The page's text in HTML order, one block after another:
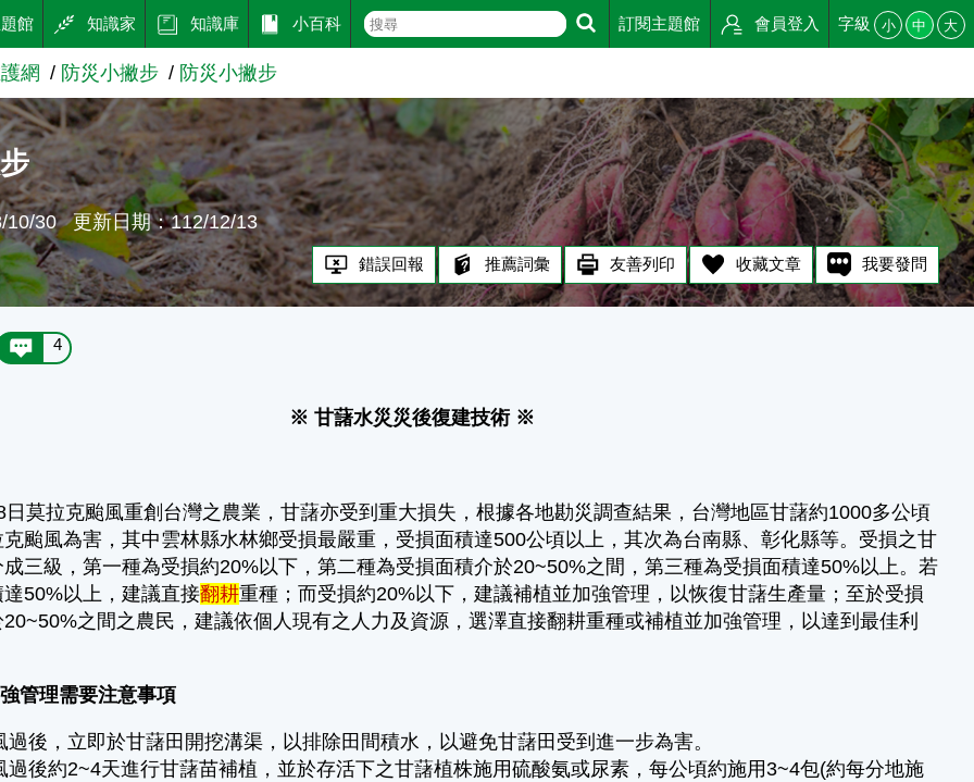
館 知識家 知識庫 小百科 訂閱主題館 會員登入 字級 小 中 大
網 防災小撇步 防災小撇步
10/30 更新日期：112/12/13
錯誤回報 推薦詞彙 友善列印 收藏文章 我要發問
4
※ 甘藷水災災後復建技術 ※
拉克颱風重創台灣之農業，甘藷亦受到重大損失，根據各地勘災調查結果，台灣地區甘藷約1000多公頃
颱風為害，其中雲林縣水林鄉受損最嚴重，受損面積達500公頃以上，其次為台南縣、彰化縣等。受損之甘
三級，第一種為受損約20%以下，第二種為受損面積介於20~50%之間，第三種為受損面積達50%以上。若
50%以上，建議直接翻耕重種；而受損約20%以下，建議補植並加強管理，以恢復甘藷生產量；至於受損
之間之農民，建議依個人現有之人力及資源，選澤直接翻耕重種或補植並加強管理，以達到最佳利
管理需要注意事項
過後，立即於甘藷田開挖溝渠，以排除田間積水，以避免甘藷田受到進一步為害。
過後約2~4天進行甘藷苗補植，並於存活下之甘藷植株施用硫酸氨或尿素，每公頃約施用3~4包(約每分地施